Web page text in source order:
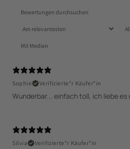
Mit Medien
Sophie
Verifizierte*r Käufer*in
Wunderbar... einfach toll, ich liebe es
Silvia
Verifizierte*r Käufer*in